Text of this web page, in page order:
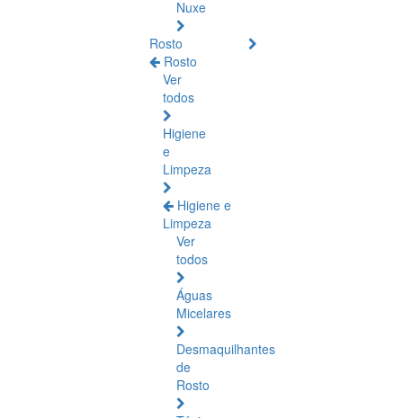
Nuxe
Rosto
Rosto
Ver
todos
Higiene
e
Limpeza
Higiene e
Limpeza
Ver
todos
Águas
Micelares
Desmaquilhantes
de
Rosto